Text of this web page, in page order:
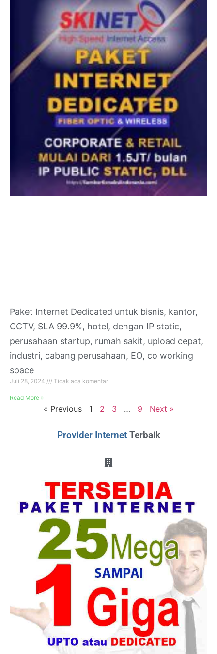
Paket Internet Dedicated untuk bisnis, kantor,
CCTV, SLA 99.9%, hotel, dengan IP static,
perusahaan startup, rumah sakit, upload cepat,
industri, cabang perusahaan, EO, co working
space
Juli 28, 2024 Tidak ada komentar
Read More »
« Previous 1 2 3 … 9 Next »
Provider Internet Terbaik